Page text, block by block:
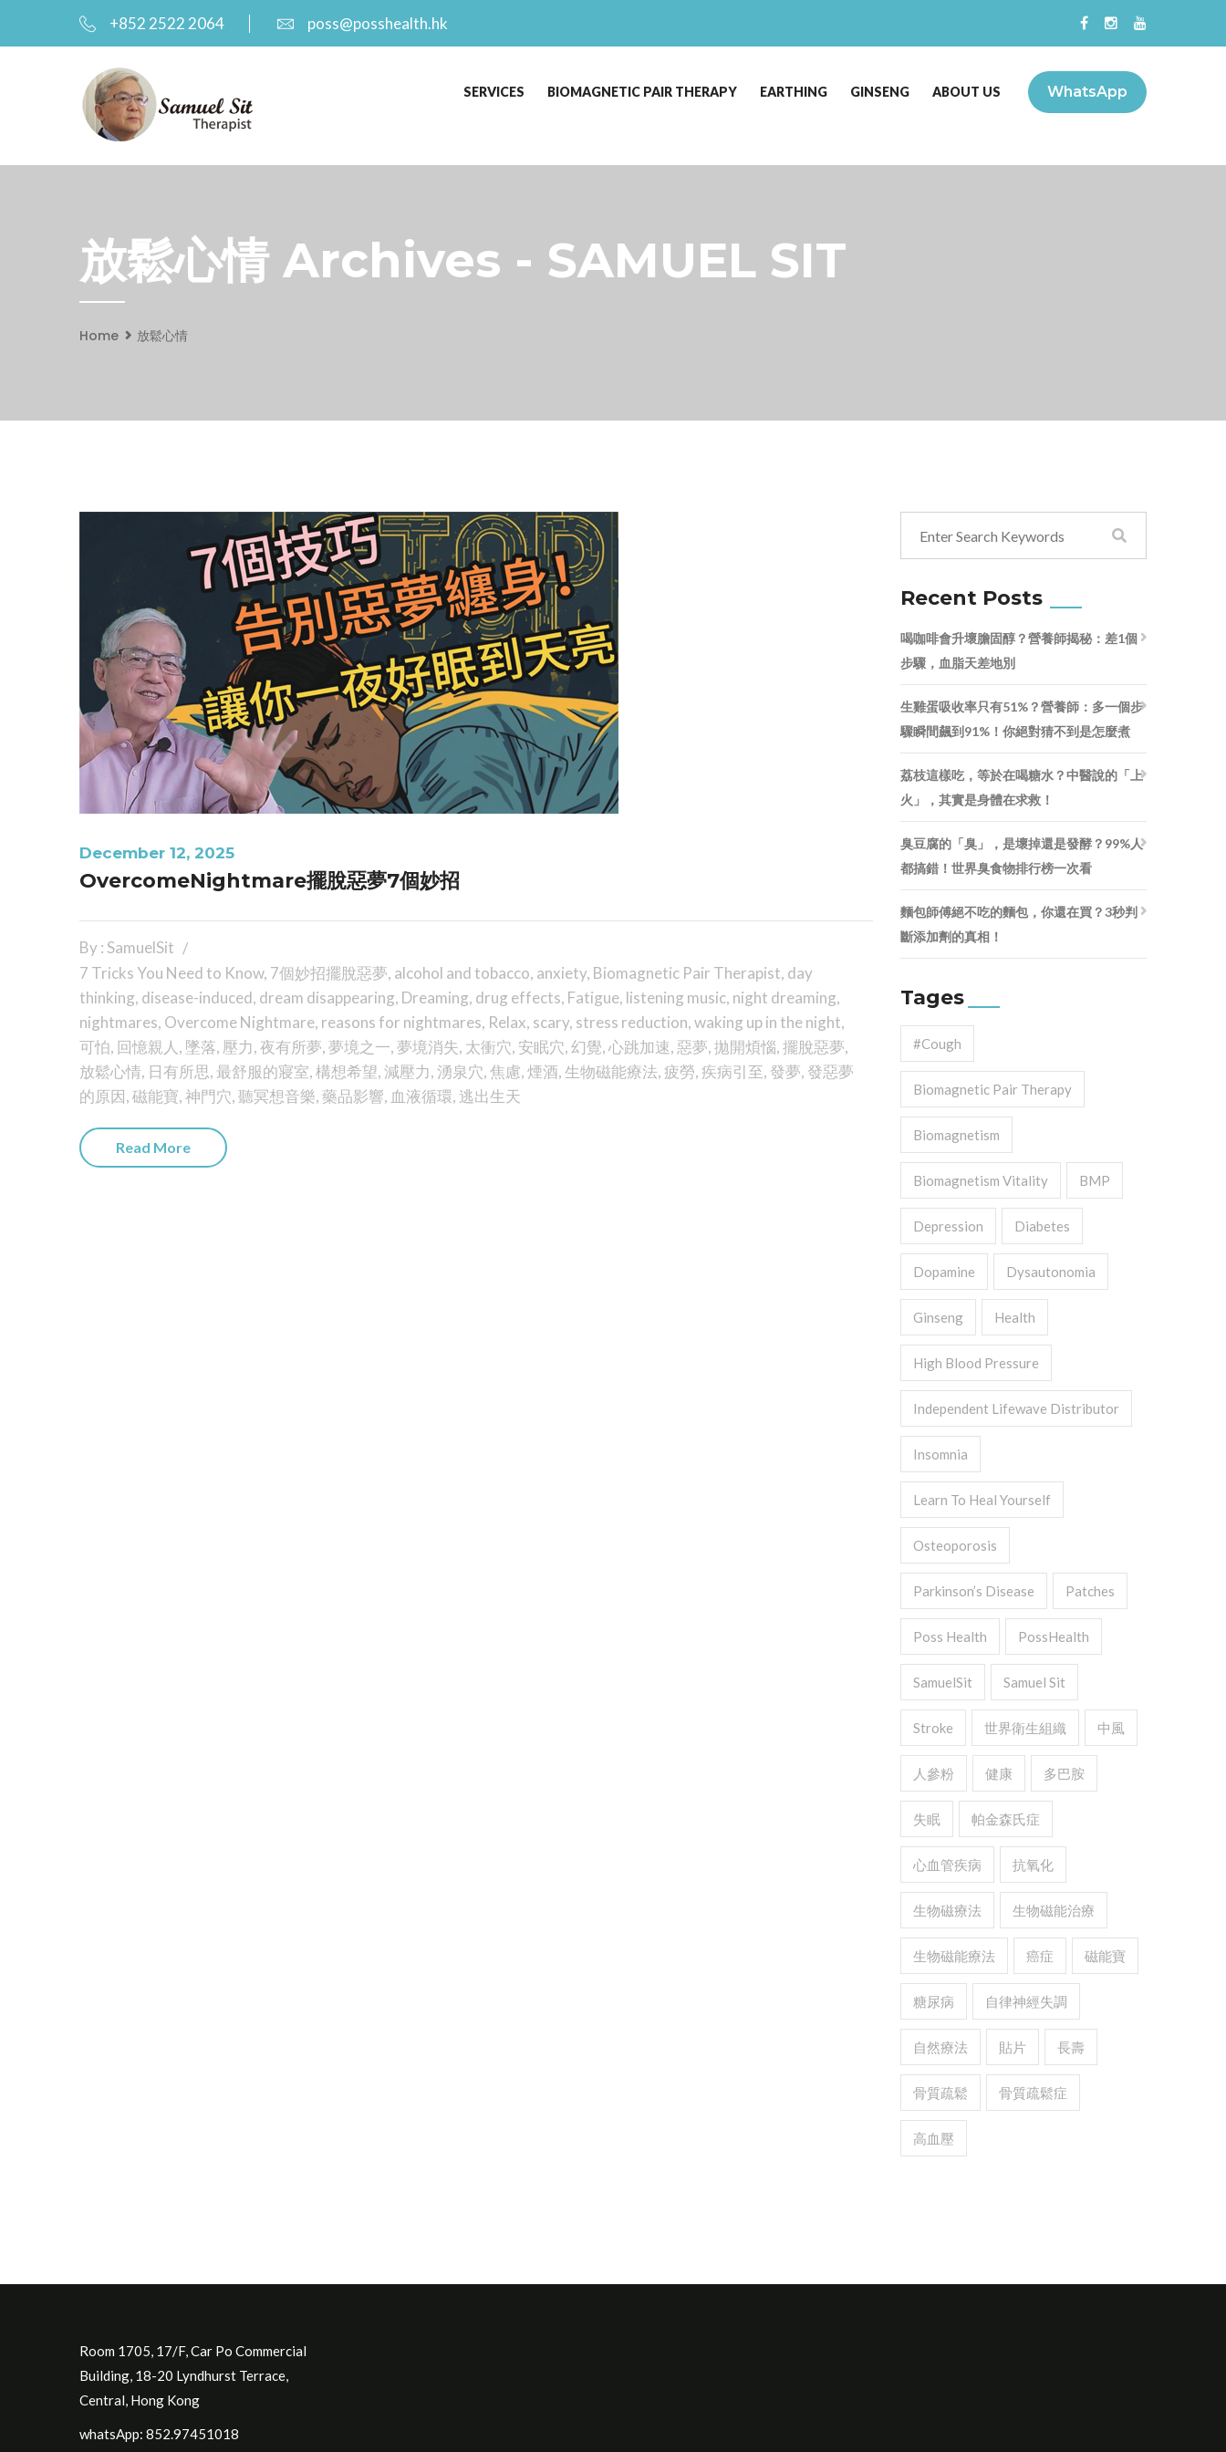
+852 2522 2064 poss@posshealth.hk
WhatsApp
SERVICES BIOMAGNETIC PAIR THERAPY EARTHING GINSENG ABOUT US
放鬆心情 Archives - SAMUEL SIT
Home 放鬆心情
December 12, 2025
OvercomeNightmare擺脫惡夢7個妙招
By : SamuelSit
7 Tricks You Need to Know, 7個妙招擺脫惡夢, alcohol and tobacco, anxiety, Biomagnetic Pair Therapist, day
thinking, disease-induced, dream disappearing, Dreaming, drug effects, Fatigue, listening music, night dreaming,
nightmares, Overcome Nightmare, reasons for nightmares, Relax, scary, stress reduction,waking up in the night,
可怕, 回憶親人 , 墜落, 壓力,夜有所夢,夢境之一,夢境消失, 太衝穴, 安眠穴,幻覺,心跳加速, 惡夢,拋開煩惱,擺脫惡夢,
放鬆心情, 日有所思,最舒服的寢室,構想希望, 減壓力, 湧泉穴,焦慮,煙酒, 生物磁能療法,疲勞,疾病引至, 發夢, 發惡夢
的原因,磁能寶,神門穴,聽冥想音樂,藥品影響, 血液循環, 逃出生天
Read More
Recent Posts
喝咖啡會升壞膽固醇？營養師揭秘：差1個
步驟，血脂天差地別
生雞蛋吸收率只有51%？營養師：多一個步
驟瞬間飆到91%！你絕對猜不到是怎麼煮
荔枝這樣吃，等於在喝糖水？中醫說的「上
火」，其實是身體在求救！
臭豆腐的「臭」，是壞掉還是發酵？99%人
都搞錯！世界臭食物排行榜一次看
麵包師傅絕不吃的麵包，你還在買？3秒判
斷添加劑的真相！
Tages
#cough
Biomagnetic Pair Therapy
Biomagnetism
Biomagnetism Vitality BMP
Depression Diabetes
Dopamine Dysautonomia
Ginseng Health
High Blood Pressure
Independent Lifewave Distributor
Insomnia
Learn To Heal Yourself
Osteoporosis
Parkinson’s Disease Patches
Poss Health PossHealth
SamuelSit Samuel Sit
Stroke 世界衛生組織 中風
人參粉 健康 多巴胺
失眠 帕金森氏症
心血管疾病 抗氧化
生物磁療法 生物磁能治療
生物磁能療法 癌症 磁能寶
糖尿病 自律神經失調
自然療法 貼片 長壽
骨質疏鬆 骨質疏鬆症
高血壓
Room 1705, 17/F, Car Po Commercial
Building, 18-20 Lyndhurst Terrace,
Central, Hong Kong
whatsApp: 852.97451018